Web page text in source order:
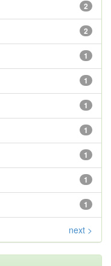
2
2
1
1
1
1
1
1
1
next >